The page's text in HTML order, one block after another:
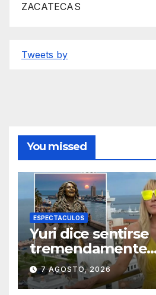
ZACATECAS
Tweets by
You missed
ESPECTACULOS
Yuri dice sentirse
tremendamente
emocionada
que le harán en
7 AGOSTO, 2026